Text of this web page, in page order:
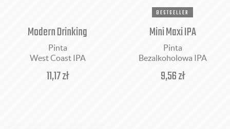
Modern Drinking
Pinta
West Coast IPA
11,17zł
BESTSELLER
Mini Maxi IPA
Pinta
Bezalkoholowa IPA
9,56zł